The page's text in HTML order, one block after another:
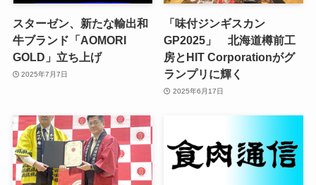
スターゼン、新たな輸出和
牛ブランド「AOMORI
GOLD」立ち上げ
2025年7月7日
「味付ジンギスカン
GP2025」 北海道樽前工
房とHIT Corporationがグ
ランプリに輝く
2025年6月17日